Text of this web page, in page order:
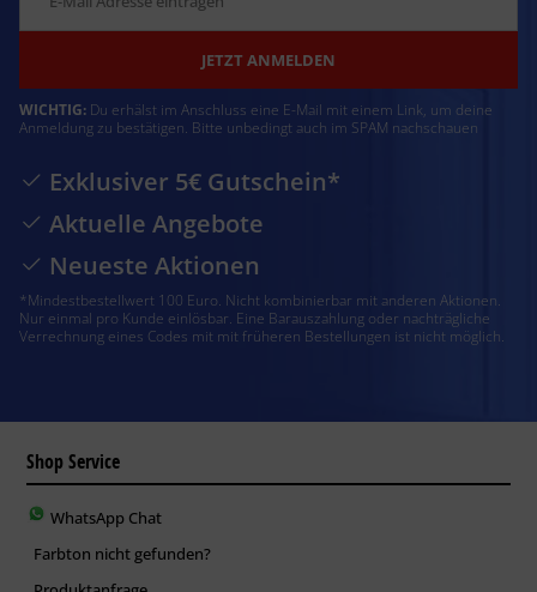
JETZT ANMELDEN
WICHTIG: Du erhälst im Anschluss eine E-Mail mit einem Link, um deine
Anmeldung zu bestätigen. Bitte unbedingt auch im SPAM nachschauen
Exklusiver 5€ Gutschein*
Aktuelle Angebote
Neueste Aktionen
*Mindestbestellwert 100 Euro. Nicht kombinierbar mit anderen Aktionen.
Nur einmal pro Kunde einlösbar. Eine Barauszahlung oder nachträgliche
Verrechnung eines Codes mit mit früheren Bestellungen ist nicht möglich.
Shop Service
WhatsApp Chat
Farbton nicht gefunden?